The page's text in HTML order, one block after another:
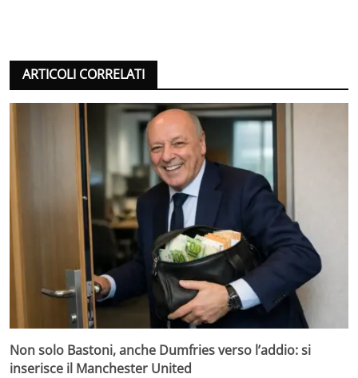
ARTICOLI CORRELATI
Non solo Bastoni, anche Dumfries verso l’addio: si
inserisce il Manchester United